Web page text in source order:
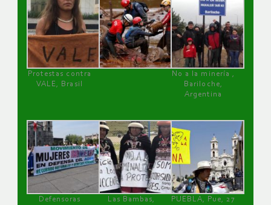
Protestas contra
VALE, Brasil
No a la minería ,
Bariloche,
Argentina
Defensoras
Las Bambas,
PUEBLA, Pue, 27